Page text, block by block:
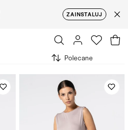
ZAINSTALUJ
Polecane